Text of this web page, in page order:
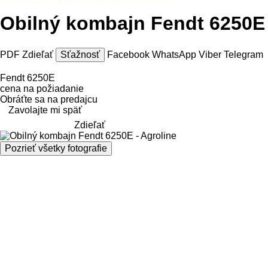
Obilný kombajn Fendt 6250E
PDF Zdieľať Sťažnosť Facebook WhatsApp Viber Telegram
Fendt 6250E
cena na požiadanie
Obráťte sa na predajcu
Zavolajte mi späť
Zdieľať
Pozrieť všetky fotografie